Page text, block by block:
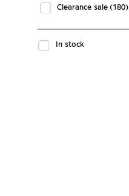
Clearance sale (180)
In stock